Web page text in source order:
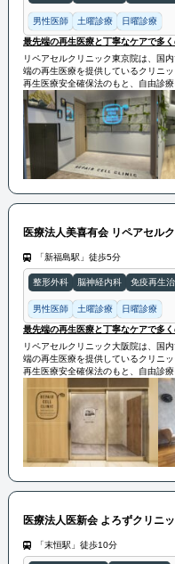
男性医師 土曜診療 日曜診療
最先端の再生医療と丁寧なケアで多
リペアセルクリニック東京院は、国
端の再生医療を提供しているクリニッ
再生医療安全確保法のもと、自由診療
当院では、「脳卒中」「ヘルニア」
症」「肩腱板断裂」などの治療を行
特に、国内で初めて厚生労働省へ届
療」という先進技術で、従来の再生
った幹細胞の治療が可能になりまし
この技術は、関節軟骨の再生を促進
さらに優れた技術により、冷凍せず
リペアセルクリニック東京院は豊富
これまでの実績が認められ、様々な
材を受けています。
医療法人美喜有会 リペアセル
「新福島駅」徒歩5分
整形外科 脳神経内科 免疫再生
男性医師 土曜診療 日曜診療
最先端の再生医療と丁寧なケアで多
リペアセルクリニック大阪院は、国
端の再生医療を提供しているクリニッ
再生医療安全確保法のもと、自由診療
当院では、「脳卒中」「ヘルニア」
症」「肩腱板断裂」などの治療を行
特に、国内で初めて厚生労働省へ届
療」という先進技術で、従来の再生
った幹細胞の治療が可能になりまし
この技術は、関節軟骨の再生を促進
さらに優れた技術により、冷凍せず
リペアセルクリニック大阪院は豊富
これまでの実績が認められ、様々な
材を受けています。
医療法人医新会 よろずクリニ
「末恒駅」徒歩10分